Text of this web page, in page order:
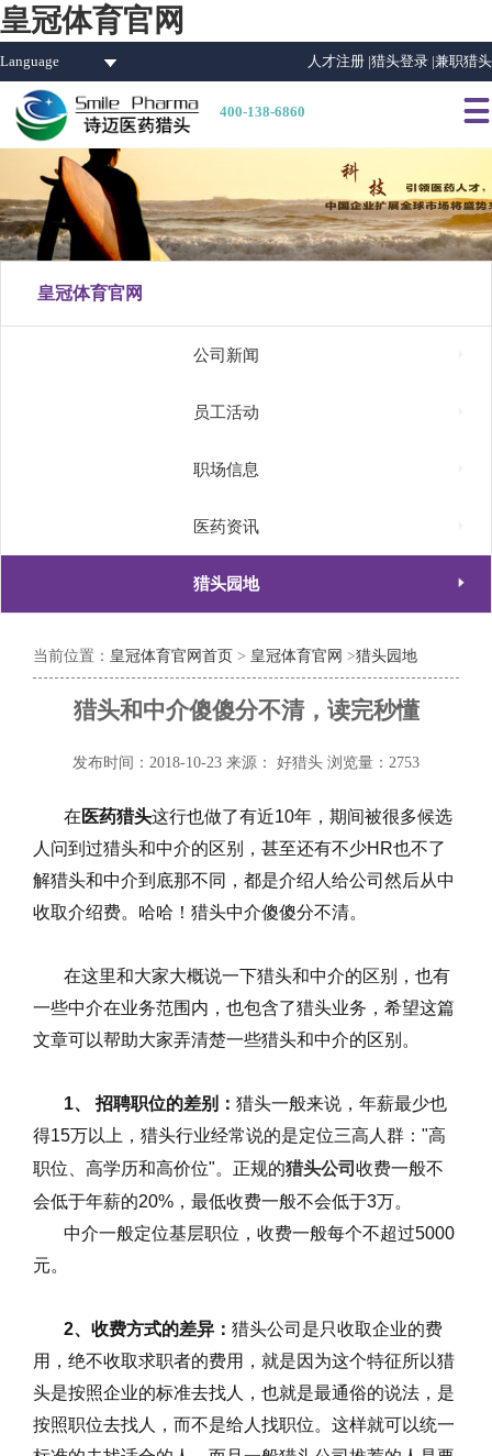
皇冠体育官网
Language 人才注册 |猎头登录 |兼职猎头
400-138-6860 
皇冠体育官网
公司新闻
员工活动
职场信息
医药资讯
猎头园地 
当前位置： 皇冠体育官网首页 > 皇冠体育官网 >猎头园地
猎头和中介傻傻分不清，读完秒懂
发布时间：2018-10-23 来源： 好猎头 浏览量：2753
在 医药猎头这行也做了有近10年，期间被很多候选
人问到过猎头和中介的区别，甚至还有不少HR也不了
解猎头和中介到底那不同，都是介绍人给公司然后从中
收取介绍费。哈哈！猎头中介傻傻分不清。
在这里和大家大概说一下猎头和中介的区别，也有
一些中介在业务范围内，也包含了猎头业务，希望这篇
文章可以帮助大家弄清楚一些猎头和中介的区别。
1、 招聘职位的差别： 猎头一般来说，年薪最少也
得15万以上，猎头行业经常说的是定位三高人群： "高
职位、高学历和高价位"。正规的猎头公司 收费一般不
会低于年薪的20% ，最低收费一般不会低于3万。
中介一般定位基层职位，收费一般每个不超过5000
元。
2、收费方式的差异： 猎头公司是只收取企业的费
用，绝不收取求职者的费用，就是因为这个特征所以猎
头是按照企业的标准去找人，也就是最通俗的说法，是
按照职位去找人，而不是给人找职位。这样就可以统一